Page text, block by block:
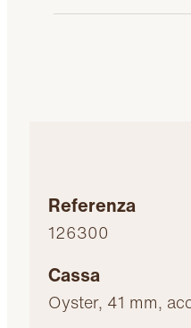
Referenza
126300
Cassa
Oyster, 41 mm,